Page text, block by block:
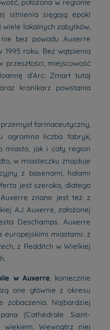
położona w regionie
istnienia sięgają epoki
lokalnych zabytków,
bez powodu Auxerre
1995 roku. Bez wątpienia
przeszłości, miejscowość
d’Arc. Zmarł tutaj
kronikarz powstania
farmaceutyczny,
ogromna liczba fabryk,
miasto, jak i cały region
w miasteczku znajduje
z basenami, halami
jest szeroka, dlatego
znane jest też z
AJ Auxerre, założonej
Deschamps. Auxerre
europejskimi miastami: z
z Redditch w Wielkiej
w Auxerre, koniecznie
one głównie z okresu
zobaczenia. Najbardziej
(Cathédrale Saint-
wiekiem. Wewnątrz niej